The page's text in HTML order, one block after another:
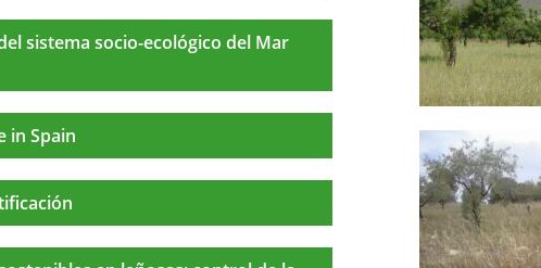
sistema socio-ecológico del Mar
in Spain